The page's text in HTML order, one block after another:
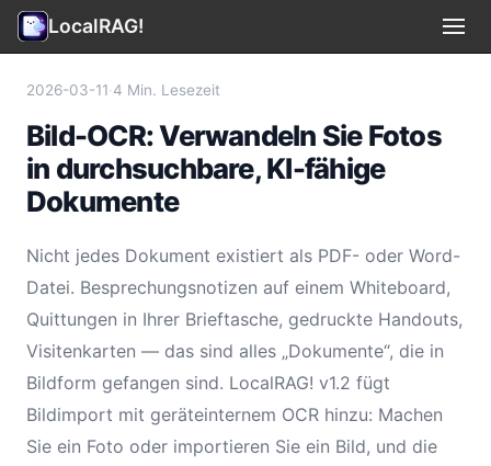
LocalRAG!
▾
Datenschutz
Nutzungsbedingungen
Support
🇩🇪 Deutsch
2026-03-11·4 Min. Lesezeit
Bild-OCR: Verwandeln Sie Fotos
in durchsuchbare, KI-fähige
Dokumente
Nicht jedes Dokument existiert als PDF- oder Word-
Datei. Besprechungsnotizen auf einem Whiteboard,
Quittungen in Ihrer Brieftasche, gedruckte Handouts,
Visitenkarten — das sind alles „Dokumente“, die in
Bildform gefangen sind. LocalRAG! v1.2 fügt
Bildimport mit geräteinternem OCR hinzu: Machen
Sie ein Foto oder importieren Sie ein Bild, und die